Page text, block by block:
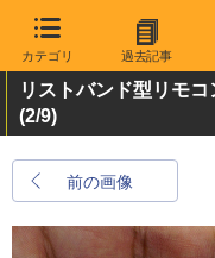
カテゴリ 過去記事
リストバンド型リモ
(2/9)
前の画像